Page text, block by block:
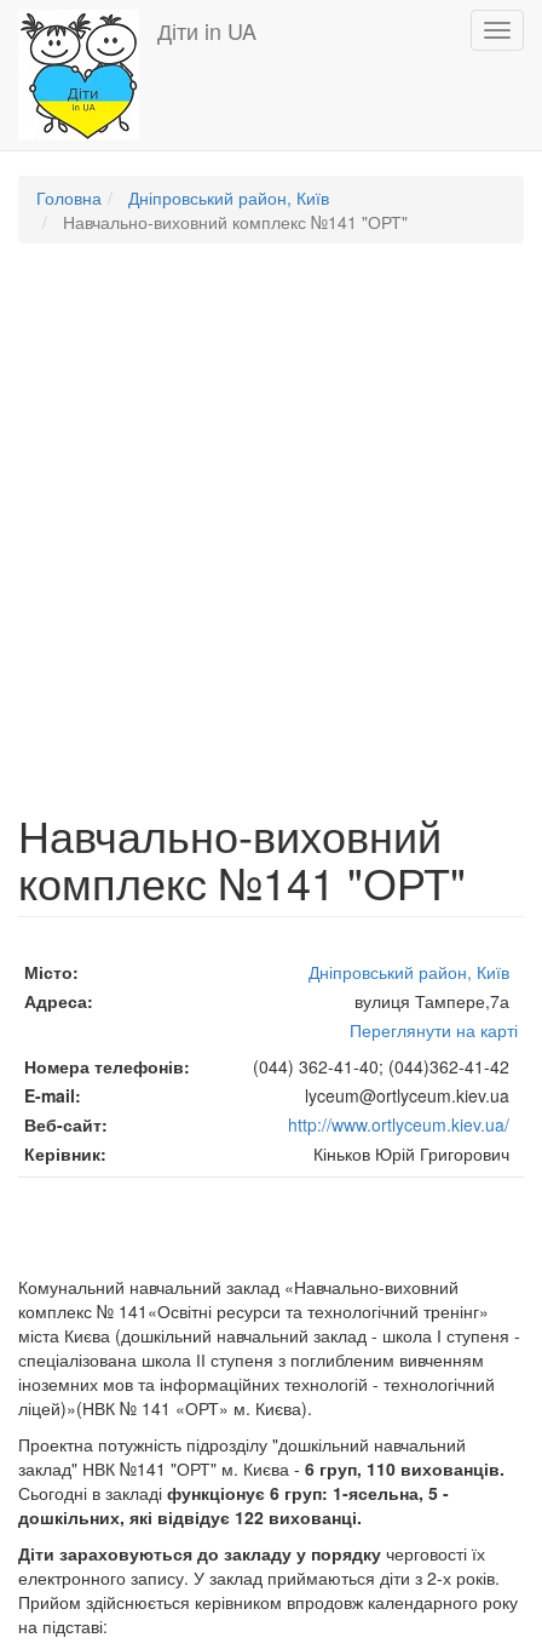
Перейти
основного
вмісту
Діти in UA
Головна
Дніпровський район, Київ
Навчально-виховний комплекс №141 "ОРТ"
Навчально-виховний
комплекс №141 "ОРТ"
Місто
Дніпровський район, Київ
Адреса
вулиця Тампере,7а
Переглянути на карті
Номера телефонів
(044) 362-41-40; (044)362-41-42
E-mail
lyceum@ortlyceum.kiev.ua
Веб-сайт
http://www.ortlyceum.kiev.ua/
Керівник
Кіньков Юрій Григорович
Комунальний навчальний заклад «Навчально-виховний
комплекс № 141«Освітні ресурси та технологічний тренінг»
міста Києва (дошкільний навчальний заклад - школа І ступеня -
спеціалізована школа ІІ ступеня з поглибленим вивченням
іноземних мов та інформаційних технологій - технологічний
ліцей)»(НВК № 141 «ОРТ» м. Києва).
Проектна потужність підрозділу "дошкільний навчальний
заклад" НВК №141 "ОРТ" м. Києва - 6 груп, 110 вихованців.
Сьогодні в закладі функціонує 6 груп: 1-ясельна, 5 -
дошкільних, які відвідує 122 вихованці.
Діти зараховуються до закладу у порядку черговості їх
електронного запису. У заклад приймаються діти з 2-х років.
Прийом здійснюється керівником впродовж календарного року
на підставі: